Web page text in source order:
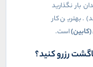
بار نگذارید
بهترین کار
است.
رزرو کنید؟